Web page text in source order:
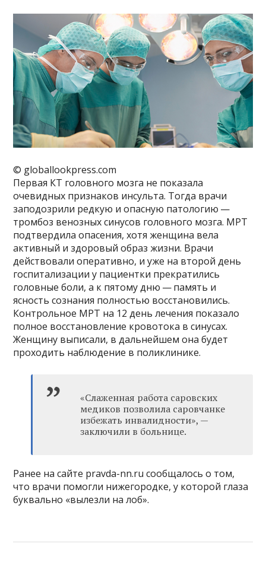
© globallookpress.com
Первая КТ головного мозга не показала
очевидных признаков инсульта. Тогда врачи
заподозрили редкую и опасную патологию —
тромбоз венозных синусов головного мозга. МРТ
подтвердила опасения, хотя женщина вела
активный и здоровый образ жизни. Врачи
действовали оперативно, и уже на второй день
госпитализации у пациентки прекратились
головные боли, а к пятому дню — память и
ясность сознания полностью восстановились.
Контрольное МРТ на 12 день лечения показало
полное восстановление кровотока в синусах.
Женщину выписали, в дальнейшем она будет
проходить наблюдение в поликлинике.
«Слаженная работа саровских
медиков позволила саровчанке
избежать инвалидности», —
заключили в больнице.
Ранее на сайте pravda-nn.ru сообщалось о том,
что врачи помогли нижегородке, у которой глаза
буквально «вылезли на лоб».